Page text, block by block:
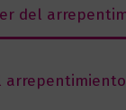
arrepentimiento